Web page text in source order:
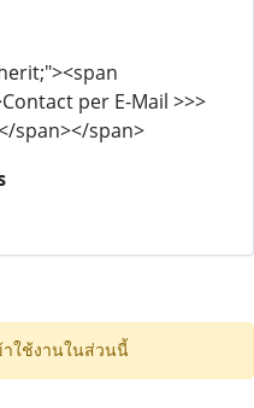
per E-Mail >>>
span></span>
ใช้งานในส่วนนี้